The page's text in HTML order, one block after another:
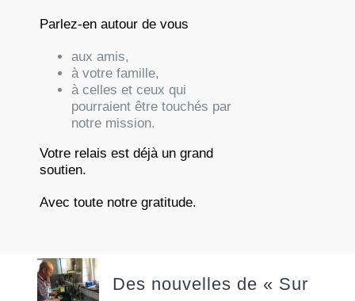
Parlez-en autour de vous
aux amis,
à votre famille,
à celles et ceux qui
pourraient être touchés par
notre mission.
Votre relais est déjà un grand
soutien.
Avec toute notre gratitude.
Des nouvelles de « Sur